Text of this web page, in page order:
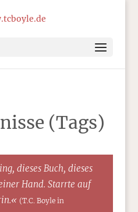
(Tags)
dieses Buch, dieses
Hand. Starrte auf
(T.C. Boyle in